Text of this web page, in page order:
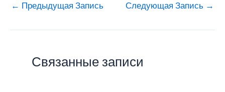
← Предыдущая Запись Следующая Запись →
Связанные записи